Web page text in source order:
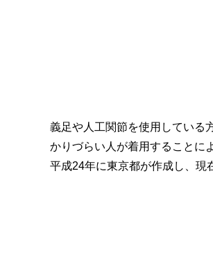
義足や人工関節を使用している
かりづらい人が着用することに
平成24年に東京都が作成し、現